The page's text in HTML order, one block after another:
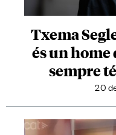
Txema
és un home
sempre
20